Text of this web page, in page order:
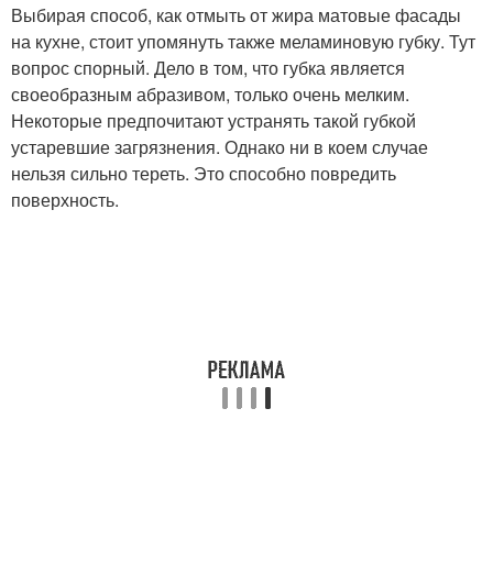
Выбирая способ, как отмыть от жира матовые фасады
на кухне, стоит упомянуть также меламиновую губку. Тут
вопрос спорный. Дело в том, что губка является
своеобразным абразивом, только очень мелким.
Некоторые предпочитают устранять такой губкой
устаревшие загрязнения. Однако ни в коем случае
нельзя сильно тереть. Это способно повредить
поверхность.